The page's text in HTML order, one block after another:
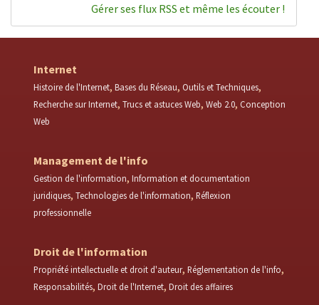
Gérer ses flux RSS et même les écouter !
Internet
Histoire de l'Internet Bases du Réseau Outils et Techniques
Recherche sur Internet Trucs et astuces Web Web 2.0 Conception
Web
Management de l'info
Gestion de l'information Information et documentation
juridiques Technologies de l'information Réflexion
professionnelle
Droit de l'information
Propriété intellectuelle et droit d'auteur Réglementation de l'info
Responsabilités Droit de l'Internet Droit des affaires